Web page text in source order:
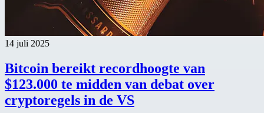
14 juli 2025
Bitcoin bereikt recordhoogte van
$123.000 te midden van debat over
cryptoregels in de VS